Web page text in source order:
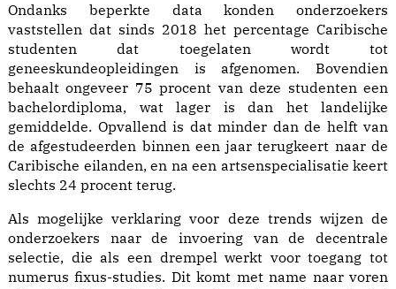
Ondanks beperkte data konden onderzoekers
vaststellen dat sinds 2018 het percentage Caribische
studenten dat toegelaten wordt tot
geneeskundeopleidingen is afgenomen. Bovendien
behaalt ongeveer 75 procent van deze studenten een
bachelordiploma, wat lager is dan het landelijke
gemiddelde. Opvallend is dat minder dan de helft van
de afgestudeerden binnen een jaar terugkeert naar de
Caribische eilanden, en na een artsenspecialisatie keert
slechts 24 procent terug.
Als mogelijke verklaring voor deze trends wijzen de
onderzoekers naar de invoering van de decentrale
selectie, die als een drempel werkt voor toegang tot
numerus fixus-studies. Dit komt met name naar voren